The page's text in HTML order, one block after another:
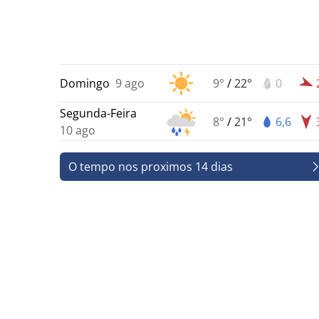
Domingo 9 ago 9° /22° 0
Segunda-Feira
10 ago
8° /21° 6,6
O tempo nos proximos 14 dias